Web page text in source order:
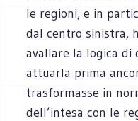
le regioni, e in
dal centro sinistra,
avallare la logica di
attuarla prima
trasformasse in
dell’intesa con le